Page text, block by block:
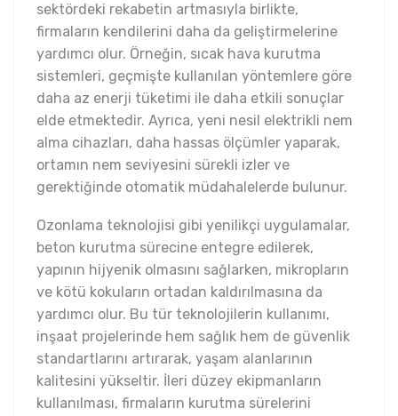
sektördeki rekabetin artmasıyla birlikte,
firmaların kendilerini daha da geliştirmelerine
yardımcı olur. Örneğin, sıcak hava kurutma
sistemleri, geçmişte kullanılan yöntemlere göre
daha az enerji tüketimi ile daha etkili sonuçlar
elde etmektedir. Ayrıca, yeni nesil elektrikli nem
alma cihazları, daha hassas ölçümler yaparak,
ortamın nem seviyesini sürekli izler ve
gerektiğinde otomatik müdahalelerde bulunur.
Ozonlama teknolojisi gibi yenilikçi uygulamalar,
beton kurutma sürecine entegre edilerek,
yapının hijyenik olmasını sağlarken, mikropların
ve kötü kokuların ortadan kaldırılmasına da
yardımcı olur. Bu tür teknolojilerin kullanımı,
inşaat projelerinde hem sağlık hem de güvenlik
standartlarını artırarak, yaşam alanlarının
kalitesini yükseltir. İleri düzey ekipmanların
kullanılması, firmaların kurutma sürelerini